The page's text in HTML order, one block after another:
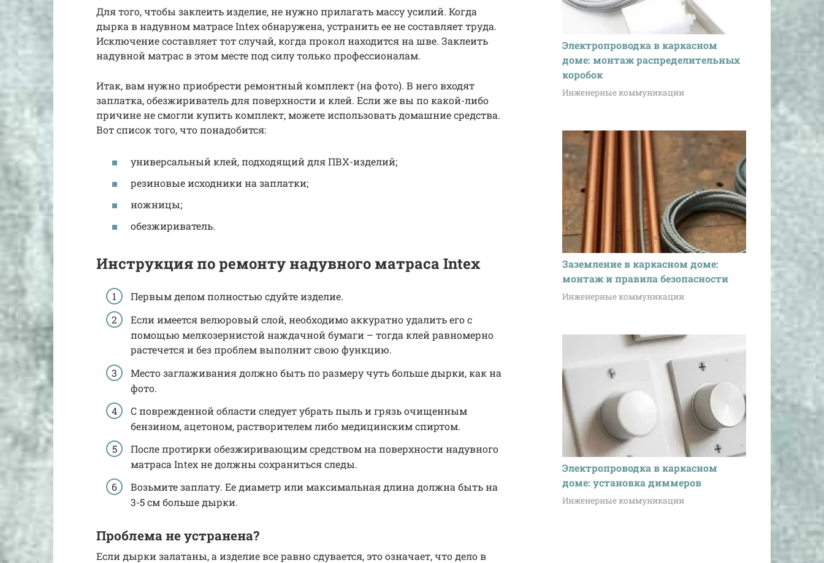
Для того, чтобы заклеить изделие, не нужно прилагать массу усилий. Когда
дырка в надувном матрасе Intex обнаружена, устранить ее не составляет труда.
Исключение составляет тот случай, когда прокол находится на шве. Заклеить
надувной матрас в этом месте под силу только профессионалам.
Итак, вам нужно приобрести ремонтный комплект (на фото). В него входят
заплатка, обезжириватель для поверхности и клей. Если же вы по какой-либо
причине не смогли купить комплект, можете использовать домашние средства.
Вот список того, что понадобится:
универсальный клей, подходящий для ПВХ-изделий;
резиновые исходники на заплатки;
ножницы;
обезжириватель.
Инструкция по ремонту надувного матраса Intex
Первым делом полностью сдуйте изделие.
Если имеется велюровый слой, необходимо аккуратно удалить его с
помощью мелкозернистой наждачной бумаги – тогда клей равномерно
растечется и без проблем выполнит свою функцию.
Место заглаживания должно быть по размеру чуть больше дырки, как на
фото.
С поврежденной области следует убрать пыль и грязь очищенным
бензином, ацетоном, растворителем либо медицинским спиртом.
После протирки обезжиривающим средством на поверхности надувного
матраса Intex не должны сохраниться следы.
Возьмите заплату. Ее диаметр или максимальная длина должна быть на
3-5 см больше дырки.
Проблема не устранена?
Если дырки залатаны, а изделие все равно сдувается, это означает, что дело в
Электропроводка в каркасном
доме: монтаж распределительных
коробок
Инженерные коммуникации
Заземление в каркасном доме:
монтаж и правила безопасности
Инженерные коммуникации
Электропроводка в каркасном
доме: установка диммеров
Инженерные коммуникации